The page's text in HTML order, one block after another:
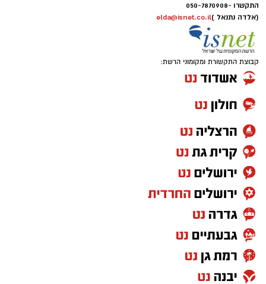
התקשרו -050-7870908
(אלדה נתנאל )elda@isnet.co.il
קבוצת התקשורת ומקומוני הרשת: